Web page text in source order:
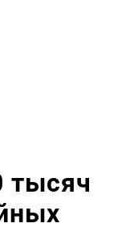
тысяч